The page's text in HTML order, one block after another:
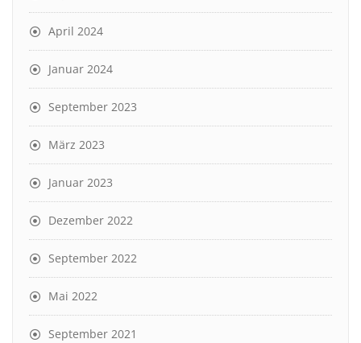
April 2024
Januar 2024
September 2023
März 2023
Januar 2023
Dezember 2022
September 2022
Mai 2022
September 2021